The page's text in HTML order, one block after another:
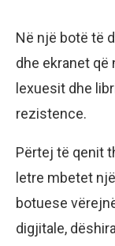
Në një botë të
dhe ekranet që
lexuesit dhe
rezistence.
Përtej të qenit
letre mbetet
botuese
digjitale,